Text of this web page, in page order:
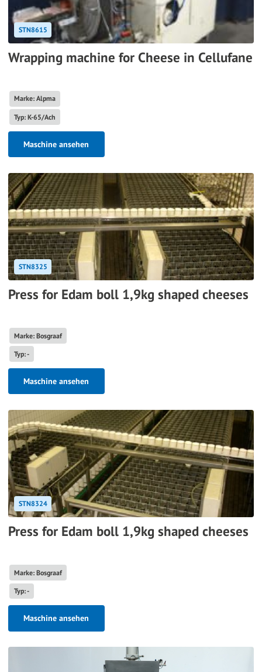
STN8615
Wrapping machine for Cheese in Cellufane
Marke: Alpma
Typ: K-65/Ach
Maschine ansehen
STN8325
Press for Edam boll 1,9kg shaped cheeses
Marke: Bosgraaf
Typ: -
Maschine ansehen
STN8324
Press for Edam boll 1,9kg shaped cheeses
Marke: Bosgraaf
Typ: -
Maschine ansehen